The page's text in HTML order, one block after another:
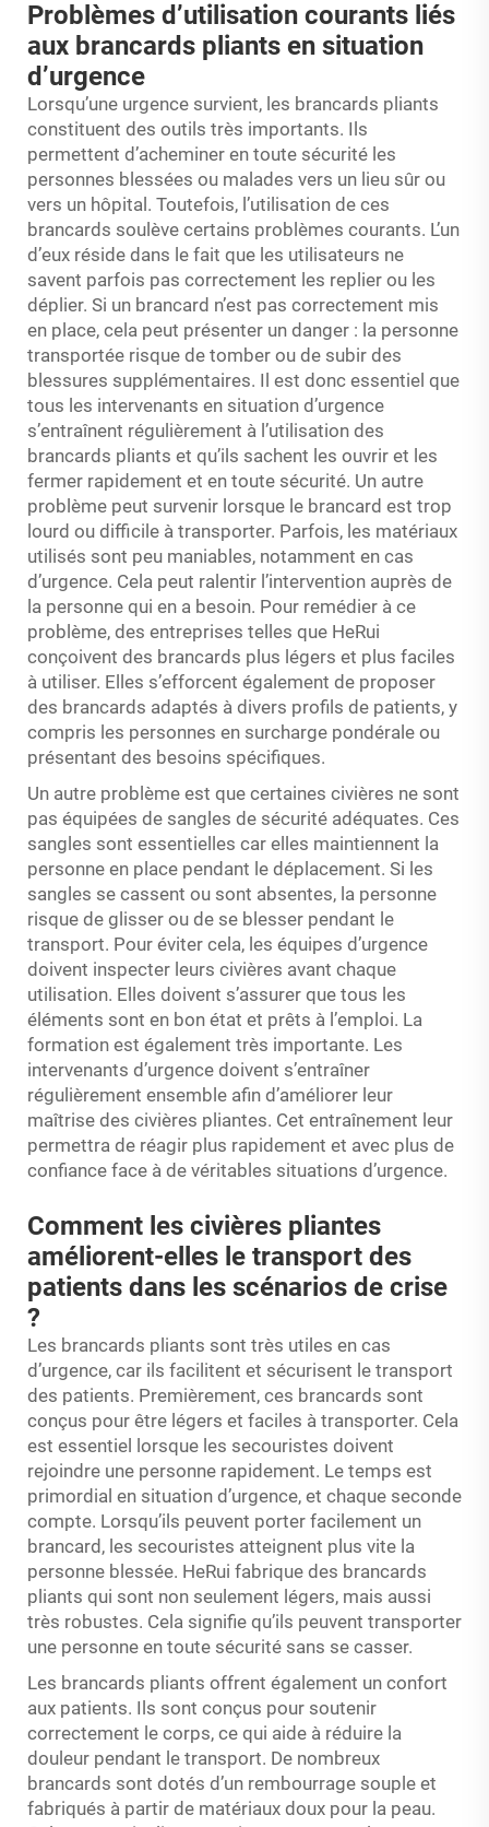
Problèmes d’utilisation courants liés
aux brancards pliants en situation
d’urgence
Lorsqu’une urgence survient, les brancards pliants
constituent des outils très importants. Ils
permettent d’acheminer en toute sécurité les
personnes blessées ou malades vers un lieu sûr ou
vers un hôpital. Toutefois, l’utilisation de ces
brancards soulève certains problèmes courants. L’un
d’eux réside dans le fait que les utilisateurs ne
savent parfois pas correctement les replier ou les
déplier. Si un brancard n’est pas correctement mis
en place, cela peut présenter un danger : la personne
transportée risque de tomber ou de subir des
blessures supplémentaires. Il est donc essentiel que
tous les intervenants en situation d’urgence
s’entraînent régulièrement à l’utilisation des
brancards pliants et qu’ils sachent les ouvrir et les
fermer rapidement et en toute sécurité. Un autre
problème peut survenir lorsque le brancard est trop
lourd ou difficile à transporter. Parfois, les matériaux
utilisés sont peu maniables, notamment en cas
d’urgence. Cela peut ralentir l’intervention auprès de
la personne qui en a besoin. Pour remédier à ce
problème, des entreprises telles que HeRui
conçoivent des brancards plus légers et plus faciles
à utiliser. Elles s’efforcent également de proposer
des brancards adaptés à divers profils de patients, y
compris les personnes en surcharge pondérale ou
présentant des besoins spécifiques.
Un autre problème est que certaines civières ne sont
pas équipées de sangles de sécurité adéquates. Ces
sangles sont essentielles car elles maintiennent la
personne en place pendant le déplacement. Si les
sangles se cassent ou sont absentes, la personne
risque de glisser ou de se blesser pendant le
transport. Pour éviter cela, les équipes d’urgence
doivent inspecter leurs civières avant chaque
utilisation. Elles doivent s’assurer que tous les
éléments sont en bon état et prêts à l’emploi. La
formation est également très importante. Les
intervenants d’urgence doivent s’entraîner
régulièrement ensemble afin d’améliorer leur
maîtrise des civières pliantes. Cet entraînement leur
permettra de réagir plus rapidement et avec plus de
confiance face à de véritables situations d’urgence.
Comment les civières pliantes
améliorent-elles le transport des
patients dans les scénarios de crise
?
Les brancards pliants sont très utiles en cas
d’urgence, car ils facilitent et sécurisent le transport
des patients. Premièrement, ces brancards sont
conçus pour être légers et faciles à transporter. Cela
est essentiel lorsque les secouristes doivent
rejoindre une personne rapidement. Le temps est
primordial en situation d’urgence, et chaque seconde
compte. Lorsqu’ils peuvent porter facilement un
brancard, les secouristes atteignent plus vite la
personne blessée. HeRui fabrique des brancards
pliants qui sont non seulement légers, mais aussi
très robustes. Cela signifie qu’ils peuvent transporter
une personne en toute sécurité sans se casser.
Les brancards pliants offrent également un confort
aux patients. Ils sont conçus pour soutenir
correctement le corps, ce qui aide à réduire la
douleur pendant le transport. De nombreux
brancards sont dotés d’un rembourrage souple et
fabriqués à partir de matériaux doux pour la peau.